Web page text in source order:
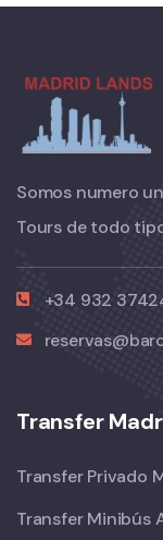
Somos numero
Tours de todo
+34 932
Transfer
Transfer Privado
Transfer Minibús